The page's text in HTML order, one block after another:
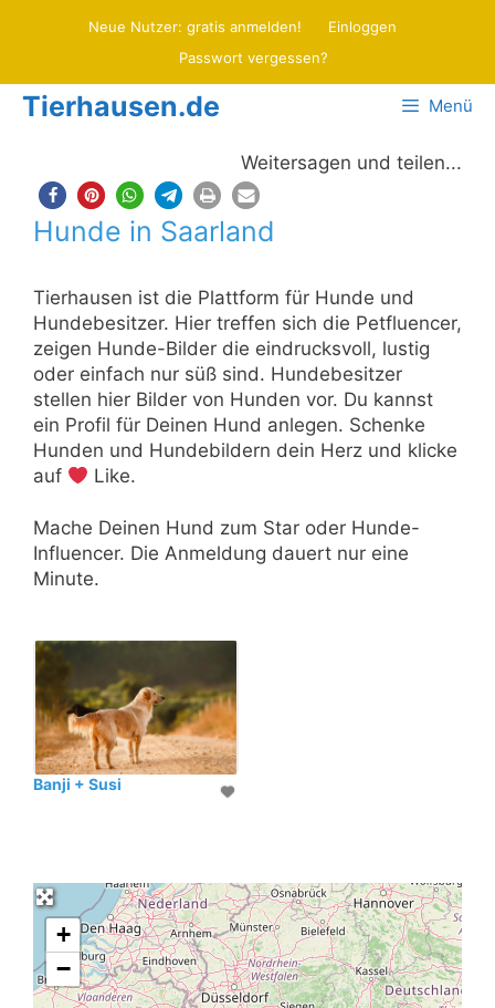
Neue Nutzer: gratis anmelden!
Einloggen
Passwort vergessen?
Tierhausen.de Menü
Weitersagen und teilen...
Hunde in Saarland
Tierhausen ist die Plattform für Hunde und
Hundebesitzer. Hier treffen sich die Petfluencer,
zeigen Hunde-Bilder die eindrucksvoll, lustig
oder einfach nur süß sind. Hundebesitzer
stellen hier Bilder von Hunden vor. Du kannst
ein Profil für Deinen Hund anlegen. Schenke
Hunden und Hundebildern dein Herz und klicke
auf
Like.
Mache Deinen Hund zum Star oder Hunde-
Influencer. Die Anmeldung dauert nur eine
Minute.
Banji + Susi
+
−